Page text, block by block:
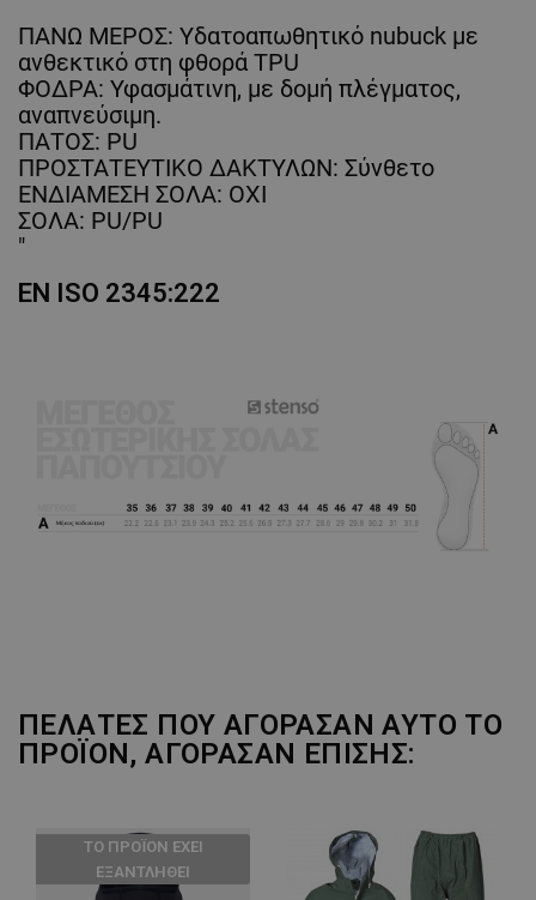
ΠΑΝΩ ΜΕΡΟΣ: Υδατοαπωθητικό nubuck με
ανθεκτικό στη φθορά TPU
ΦΟΔΡΑ: Υφασμάτινη, με δομή πλέγματος,
αναπνεύσιμη.
ΠΑΤΟΣ: PU
ΠΡΟΣΤΑΤΕΥΤΙΚΟ ΔΑΚΤΥΛΩΝ: Σύνθετο
ΕΝΔΙΑΜΕΣΗ ΣΟΛΑ: ΟΧΙ
ΣΟΛΑ: PU/PU
"
EN ISO 2345:222
ΠΕΛΆΤΕΣ ΠΟΥ ΑΓΌΡΑΣΑΝ ΑΥΤΌ ΤΟ
ΠΡΟΪΌΝ, ΑΓΌΡΑΣΑΝ ΕΠΊΣΗΣ:
ТΟ ΠΡΟΪΌΝ ΈΧΕΙ
ΕΞΑΝΤΛΗΘΕΊ